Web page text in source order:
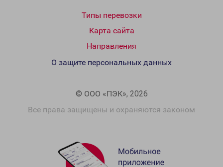
Типы перевозки
Карта сайта
Направления
© ООО «ПЭК», 2026
Все права защищены и охраняются законом
О защите персональных данных